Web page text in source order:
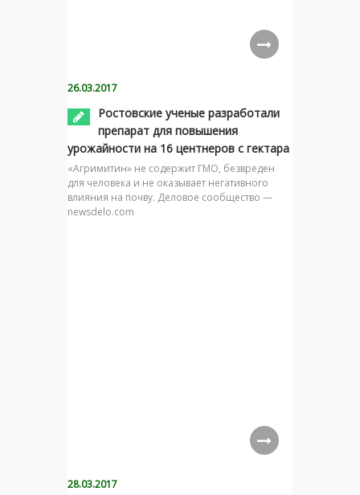
26.03.2017
Ростовские ученые разработали
препарат для повышения
урожайности на 16 центнеров с гектара
«Агримитин» не содержит ГМО, безвреден
для человека и не оказывает негативного
влияния на почву. Деловое сообщество —
newsdelo.com
28.03.2017